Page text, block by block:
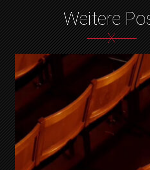
Weitere
X